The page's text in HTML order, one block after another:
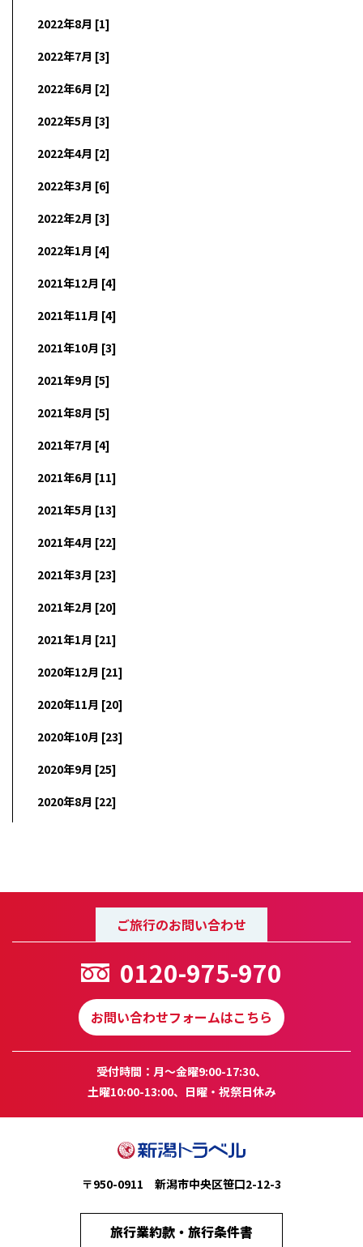
2022年8月 [1]
2022年7月 [3]
2022年6月 [2]
2022年5月 [3]
2022年4月 [2]
2022年3月 [6]
2022年2月 [3]
2022年1月 [4]
2021年12月 [4]
2021年11月 [4]
2021年10月 [3]
2021年9月 [5]
2021年8月 [5]
2021年7月 [4]
2021年6月 [11]
2021年5月 [13]
2021年4月 [22]
2021年3月 [23]
2021年2月 [20]
2021年1月 [21]
2020年12月 [21]
2020年11月 [20]
2020年10月 [23]
2020年9月 [25]
2020年8月 [22]
ご旅行のお問い合わせ
0120-975-970
お問い合わせフォームはこちら
受付時間：月～金曜9:00-17:30、
土曜10:00-13:00、日曜・祝祭日休み
〒950-0911 新潟市中央区笹口2-12-3
旅行業約款・旅行条件書